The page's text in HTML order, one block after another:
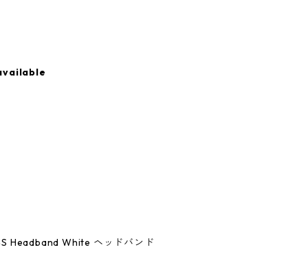
Headband White ヘッドバンド